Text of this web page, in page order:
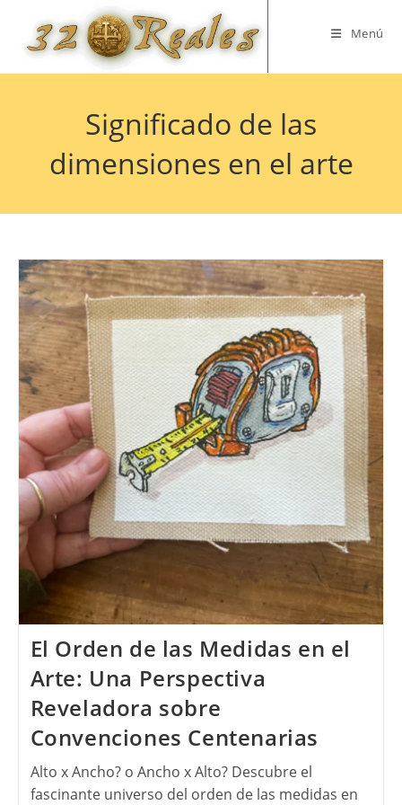
contenido
Menú
Significado de las
dimensiones en el arte
El Orden de las Medidas en el
Arte: Una Perspectiva
Reveladora sobre
Convenciones Centenarias
Alto x Ancho? o Ancho x Alto? Descubre el
fascinante universo del orden de las medidas en